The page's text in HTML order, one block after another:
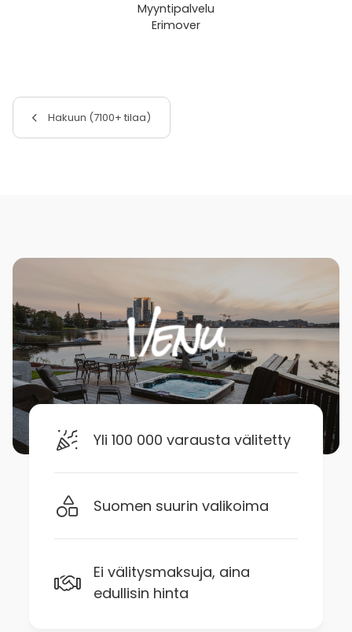
Myyntipalvelu
Erimover
Hakuun (7100+ tilaa)
Yli 100 000 varausta välitetty
Suomen suurin valikoima
Ei välitysmaksuja, aina
edullisin hinta